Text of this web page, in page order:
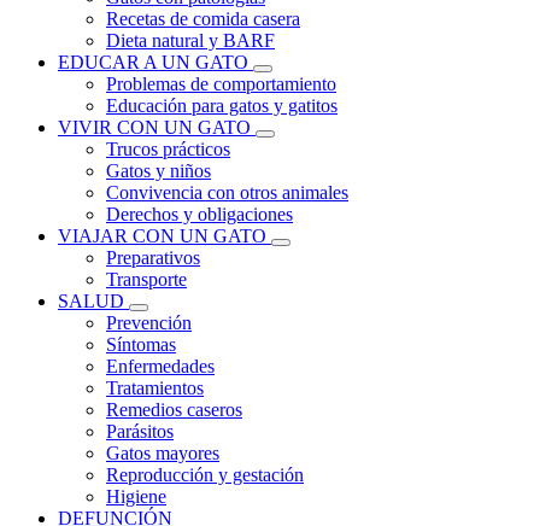
Recetas de comida casera
Dieta natural y BARF
EDUCAR A UN GATO
Problemas de comportamiento
Educación para gatos y gatitos
VIVIR CON UN GATO
Trucos prácticos
Gatos y niños
Convivencia con otros animales
Derechos y obligaciones
VIAJAR CON UN GATO
Preparativos
Transporte
SALUD
Prevención
Síntomas
Enfermedades
Tratamientos
Remedios caseros
Parásitos
Gatos mayores
Reproducción y gestación
Higiene
DEFUNCIÓN